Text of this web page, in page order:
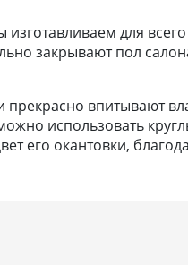
для
закрывают пол
впитывают
использовать
его окантовки,